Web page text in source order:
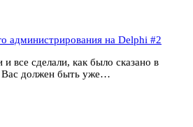
администрирования на Delphi #2
все сделали, как было сказано в
Вас должен быть уже…